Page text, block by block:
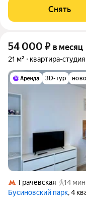
Холодильник Кондиционер Бойлер Дом - панельный, окна
выходят на улицу. В
Снять
54 000 ₽ в месяц
21 м² квартира-студия
3D-тур
Грачёвская
14
Бусиновский парк, 4